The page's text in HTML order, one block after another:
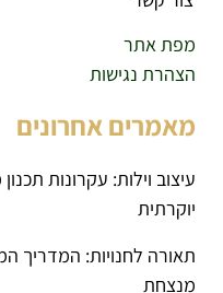
מפת אתר
הצהרת נגישות
מאמרים אחרונים
עיצוב וילות: עקרונות
יוקרתית
תאורה לחנויות: המדריך
מנצחת